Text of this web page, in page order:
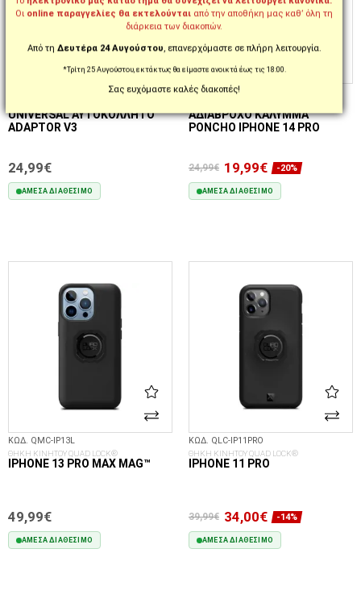
UNIVERSAL ΑΥΤΟΚΌΛΛΗΤΟ
ADAPTOR V3
24,99€
ΆΜΕΣΑ ΔΙΑΘΈΣΙΜΟ
ΚΩΔ. QLC-PON-IP14M
ΑΔΙΆΒΡΟΧΟ ΚΆΛΥΜΜΑ
PONCHO IPHONE 14 PRO
24,99€ 19,99€ -20%
ΆΜΕΣΑ ΔΙΑΘΈΣΙΜΟ
ΚΩΔ. QMC-IP13L
ΘΗΚΗ ΚΙΝΗΤΟΥ QUAD LOCK®
IPHONE 13 PRO MAX MAG™
49,99€
ΆΜΕΣΑ ΔΙΑΘΈΣΙΜΟ
ΚΩΔ. QLC-IP11PRO
ΘΗΚΗ ΚΙΝΗΤΟΥ QUAD LOCK®
IPHONE 11 PRO
39,99€ 34,00€ -14%
ΆΜΕΣΑ ΔΙΑΘΈΣΙΜΟ
Οι online παραγγελίες θα εκτελούνται από την αποθήκη μας καθ’ όλη τη
διάρκεια των διακοπών.
Από τη Δευτέρα 24 Αυγούστου, επανερχόμαστε σε πλήρη λειτουργία.
*Τρίτη 25 Αυγούστου, εκτάκτως θα είμαστε ανοικτά έως τις 18:00.
Σας ευχόμαστε καλές διακοπές!